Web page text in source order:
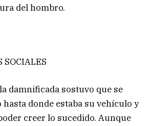
del hombro.
SOCIALES
damnificada sostuvo que se
donde estaba su vehículo y
creer lo sucedido. Aunque